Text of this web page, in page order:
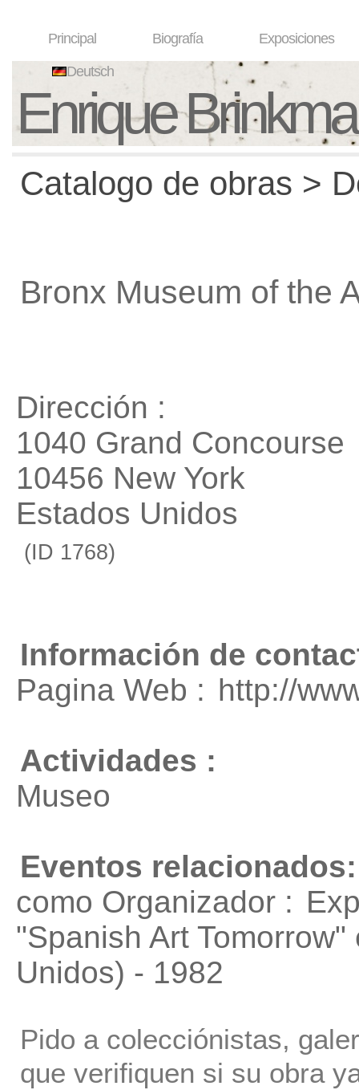
Principal Biografía Exposiciones
Deutsch
Enrique
Catalogo de obras >
Bronx Museum of the
Dirección :
1040 Grand Concourse
10456 New York
Estados Unidos
(ID 1768)
Información de
Pagina Web : http://
Actividades :
Museo
Eventos relacionados:
como Organizador :
"Spanish Art Tomorrow"
Unidos) - 1982
Pido a colecciónistas,
que verifiquen si su obra